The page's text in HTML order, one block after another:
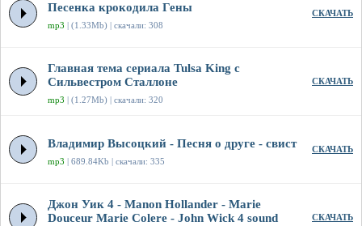
Песенка крокодила Гены
mp3 | (1.33Mb) | скачали: 308
СКАЧАТЬ
Главная тема сериала Tulsa King с
Сильвестром Сталлоне
mp3 | (1.27Mb) | скачали: 320
СКАЧАТЬ
Владимир Высоцкий - Песня о друге - свист
mp3 | 689.84Kb | скачали: 335
СКАЧАТЬ
Джон Уик 4 - Manon Hollander - Marie
Douceur Marie Colere - John Wick 4 sound
СКАЧАТЬ